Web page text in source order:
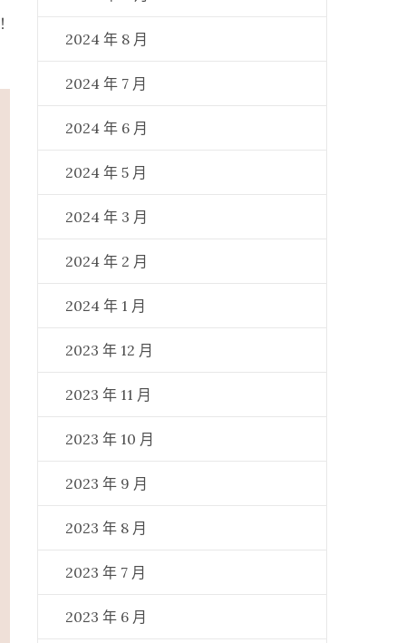
2024 年 8 月
2024 年 7 月
2024 年 6 月
2024 年 5 月
2024 年 3 月
2024 年 2 月
2024 年 1 月
2023 年 12 月
2023 年 11 月
2023 年 10 月
2023 年 9 月
2023 年 8 月
2023 年 7 月
2023 年 6 月